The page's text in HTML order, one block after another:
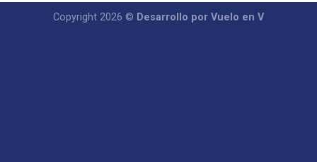
Copyright 2026 © Desarrollo por Vuelo en V